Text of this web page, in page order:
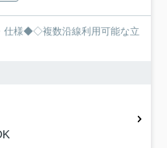
様◆◇複数沿線利用可能な立